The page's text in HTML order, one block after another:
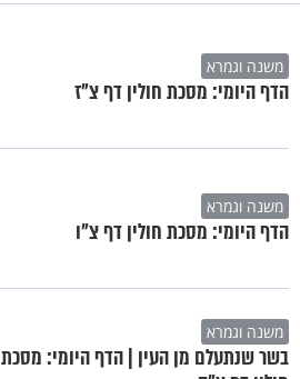
משנה וגמרא
הדף היומי: מסכת חולין דף צ"ז
משנה וגמרא
הדף היומי: מסכת חולין דף צ"ו
משנה וגמרא
בשר שנתעלם מן העין | הדף היומי: מסכת